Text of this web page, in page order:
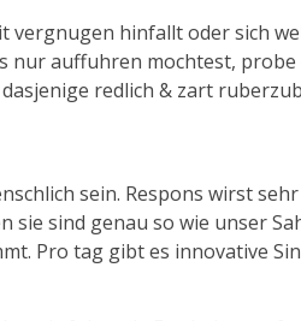
hinfallt oder sich
auffuhren mochtest,
redlich & zart
sein. Respons wirst
sind genau so wie unser
Pro tag gibt es innovative